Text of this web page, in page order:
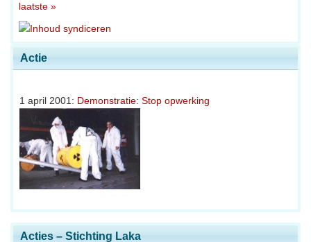
Actie
1 april 2001: Demonstratie: Stop opwerking
Acties – Stichting Laka
laatste »